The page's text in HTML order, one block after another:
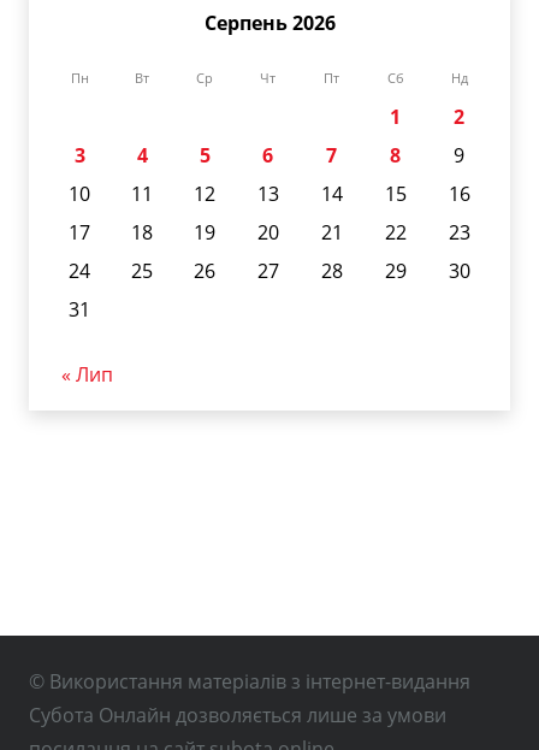
Серпень 2026
Пн Вт Ср Чт Пт Сб Нд
1
2
3
4 5 6 7 8
9
10
11 12 13 14 15
16
17
18 19 20 21 22
23
24
25 26 27 28 29
30
31
« Лип
© Використання матеріалів з інтернет-видання
Субота Онлайн дозволяється лише за умови